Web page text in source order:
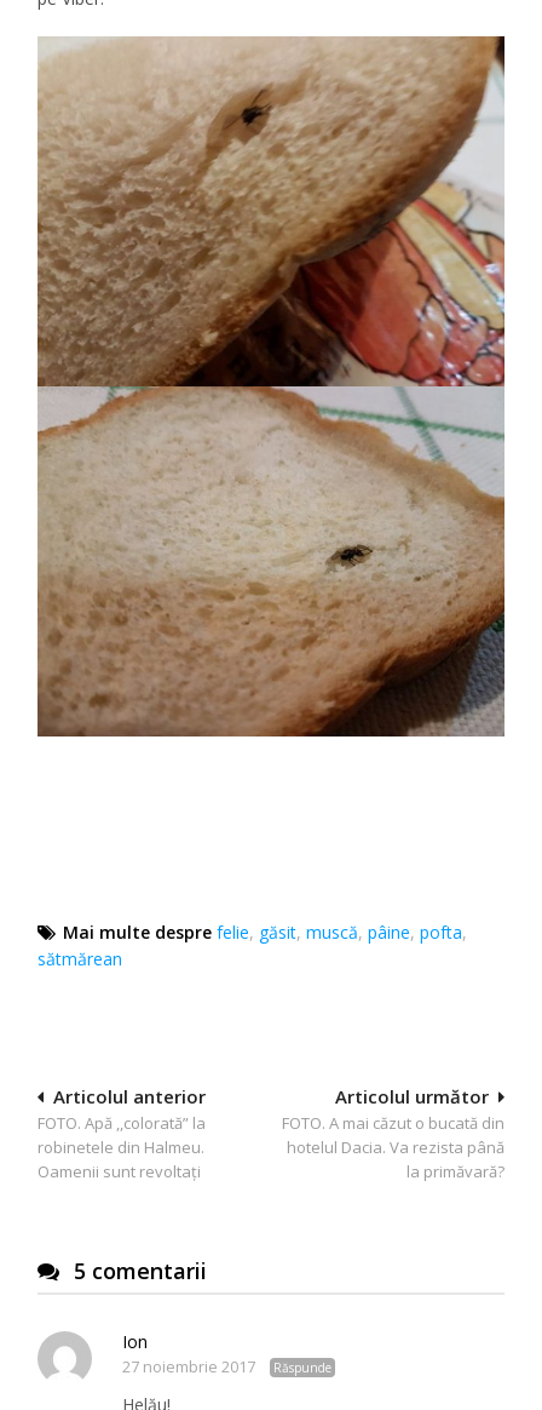
Mai multe despre felie, găsit,muscă,pâine,pofta,
sătmărean
Navigare
în
articole
Articolul următor
FOTO. A mai căzut o bucată din
hotelul Dacia. Va rezista până
la primăvară?
Articolul anterior
FOTO. Apă ,,colorată” la
robinetele din Halmeu.
Oamenii sunt revoltați
5 comentarii
Ion
27 noiembrie 2017 Răspunde
Helău!